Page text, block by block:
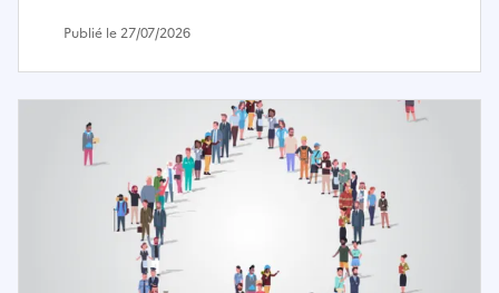
Publié le 27/07/2026